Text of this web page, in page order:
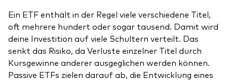
Ein ETF enthält in der Regel viele verschiedene Titel,
oft mehrere hundert oder sogar tausend. Damit wird
deine Investition auf viele Schultern verteilt. Das
senkt das Risiko, da Verluste einzelner Titel durch
Kursgewinne anderer ausgeglichen werden können.
Passive ETFs zielen darauf ab, die Entwicklung eines